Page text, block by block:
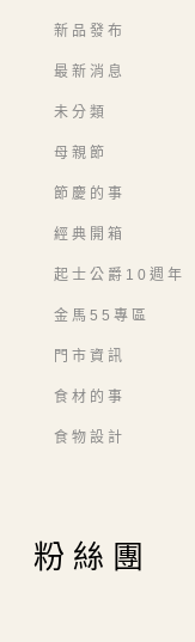
新品發布
最新消息
未分類
母親節
節慶的事
經典開箱
起士公爵10週年
金馬55專區
門市資訊
食材的事
食物設計
粉絲團